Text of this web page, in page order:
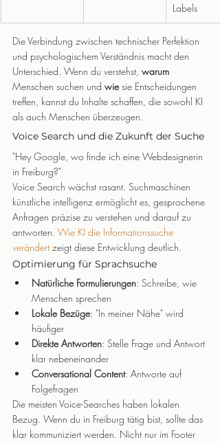
Labels
Die Verbindung zwischen technischer Perfektion
und psychologischem Verständnis macht den
Unterschied. Wenn du verstehst, warum
Menschen suchen und wie sie Entscheidungen
treffen, kannst du Inhalte schaffen, die sowohl KI
als auch Menschen überzeugen.
Voice Search und die Zukunft der Suche
"Hey Google, wo finde ich eine Webdesignerin
in Freiburg?"
Voice Search wächst rasant. Suchmaschinen
künstliche intelligenz ermöglicht es, gesprochene
Anfragen präzise zu verstehen und darauf zu
antworten. Wie KI die Informationssuche
verändert zeigt diese Entwicklung deutlich.
Optimierung für Sprachsuche
Natürliche Formulierungen: Schreibe, wie
Menschen sprechen
Lokale Bezüge: "In meiner Nähe" wird
häufiger
Direkte Antworten: Stelle Frage und Antwort
klar nebeneinander
Conversational Content: Antworte auf
Folgefragen
Die meisten Voice-Searches haben lokalen
Bezug. Wenn du in Freiburg tätig bist, sollte das
klar kommuniziert werden. Nicht nur im Footer